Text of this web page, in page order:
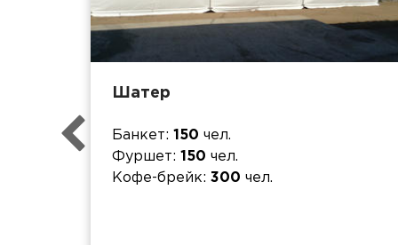
Шатер
Банкет 150 чел.
Фуршет
150 чел.
Кофе-брейк
300 чел.